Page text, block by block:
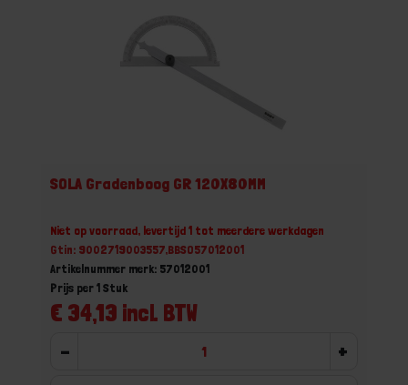
SOLA Gradenboog GR 120X80MM
Niet op voorraad, levertijd 1 tot meerdere werkdagen
Gtin: 9002719003557,BBSO57012001
Artikelnummer merk: 57012001
€ 34,13 incl. BTW
Prijs per 1 Stuk
- +